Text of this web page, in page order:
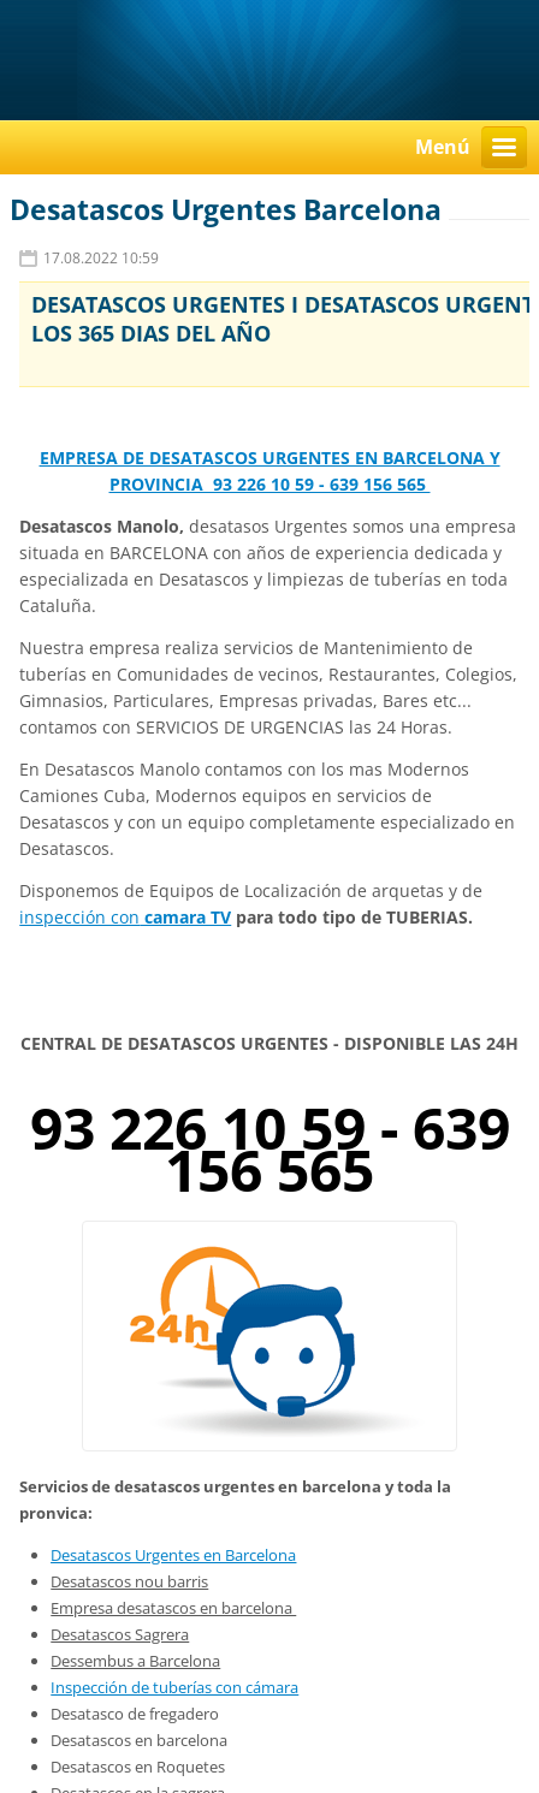
Menú
Desatascos Urgentes Barcelona
17.08.2022 10:59
DESATASCOS URGENTES I DESATASCOS
LOS 365 DIAS DEL AÑO
EMPRESA DE DESATASCOS URGENTES EN BARCELONA Y
PROVINCIA 93 226 10 59 - 639 156 565
Desatascos Manolo, desatasos Urgentes somos una empresa
situada en BARCELONA con años de experiencia dedicada y
especializada en Desatascos y limpiezas de tuberías en toda
Cataluña.
Nuestra empresa realiza servicios de Mantenimiento de
tuberías en Comunidades de vecinos, Restaurantes, Colegios,
Gimnasios, Particulares, Empresas privadas, Bares etc...
contamos con SERVICIOS DE URGENCIAS las 24 Horas.
En Desatascos Manolo contamos con los mas Modernos
Camiones Cuba, Modernos equipos en servicios de
Desatascos y con un equipo completamente especializado en
Desatascos.
Disponemos de Equipos de Localización de arquetas y de
inspección con camara TV para todo tipo de TUBERIAS.
CENTRAL DE DESATASCOS URGENTES - DISPONIBLE LAS 24H
93 226 10 59 - 639
156 565
Servicios de desatascos urgentes en barcelona y toda la
pronvica:
Desatascos Urgentes en Barcelona
Desatascos nou barris
Empresa desatascos en barcelona
Desatascos Sagrera
Dessembus a Barcelona
Inspección de tuberías con cámara
Desatasco de fregadero
Desatascos en barcelona
Desatascos en Roquetes